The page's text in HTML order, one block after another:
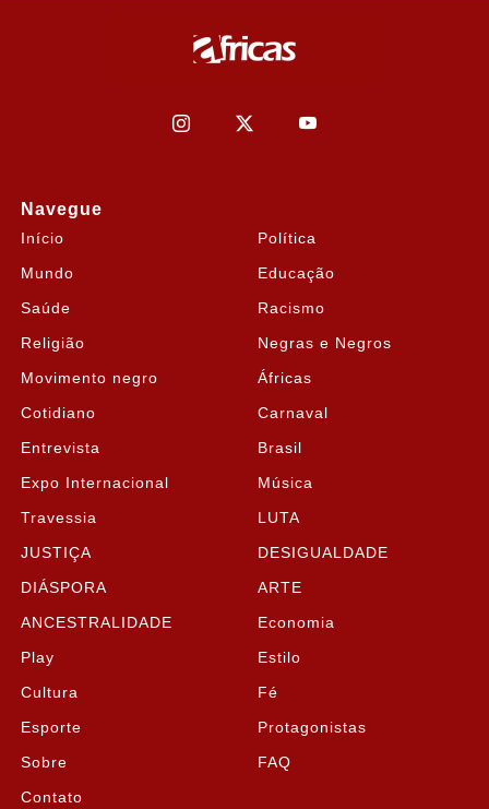
Navegue
Início Política
Mundo Educação
Saúde Racismo
Religião Negras e Negros
Movimento negro Áfricas
Cotidiano Carnaval
Entrevista Brasil
Expo Internacional Música
Travessia LUTA
JUSTIÇA DESIGUALDADE
DIÁSPORA ARTE
ANCESTRALIDADE Economia
Play Estilo
Cultura Fé
Esporte Protagonistas
Sobre FAQ
Contato